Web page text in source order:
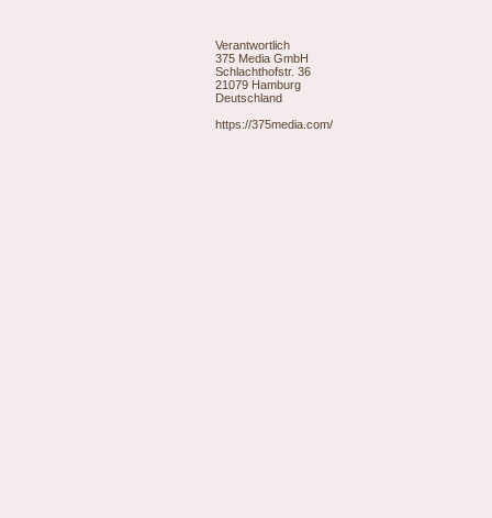
Verantwortlich
375 Media GmbH
Schlachthofstr. 36
21079 Hamburg
Deutschland
https://375media.com/